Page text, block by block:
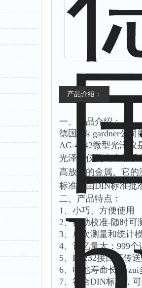
产品介绍：
一、产品介绍：
德国byk gardner公
AG-4442微型光泽
光泽度仪为当今品
高放射的金属。它
标准并由DIN标准批
二、产品特点：
1、小巧、方便使用
2、自动校准-随时可
3、单次测量和统计
4、记忆量大：999个
5、RS232接口可传
6、电池寿命长 ，zui
7、符合DIN标准，